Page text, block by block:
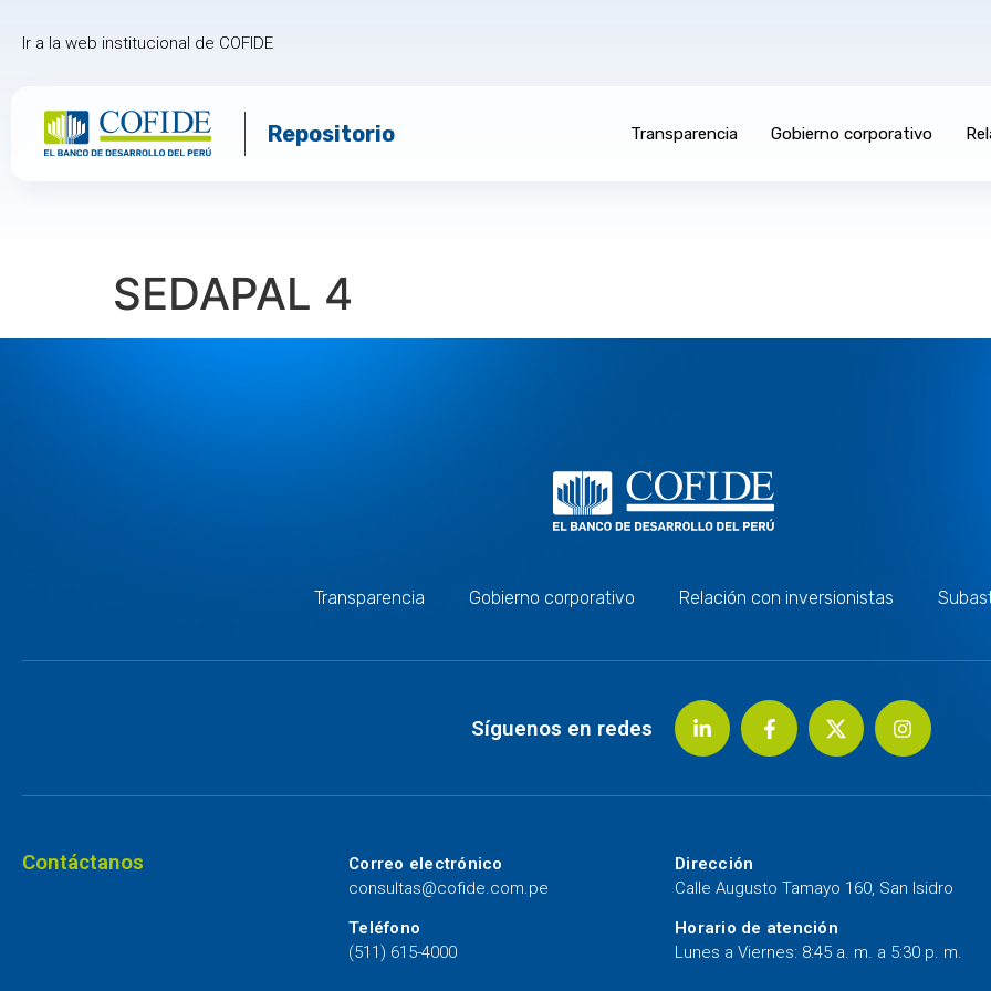
Ir a la web institucional de COFIDE
Repositorio Transparencia Gobierno corporativo
SEDAPAL 4
Transparencia Gobierno corporativo Relación con inversionistas
Síguenos en redes
Contáctanos
Correo electrónico
consultas@cofide.com.pe
Teléfono
(511) 615-4000
Dirección
Calle Augusto Tamayo 160, San Isidro
Horario de atención
Lunes a Viernes: 8:45 a. m. a 5:30 p. m.